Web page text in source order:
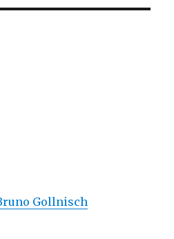
Gollnisch